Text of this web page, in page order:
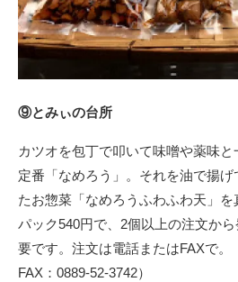
⑨とみぃの台所
カツオを包丁で叩いて味噌や薬味
定番「なめろう」。それを油で揚
たお惣菜「なめろうふわふわ天」
パック540円で、2個以上の注文か
要です。注文は電話またはFAXで
FAX：0889-52-3742）